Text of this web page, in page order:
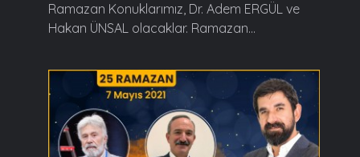
Ramazan Konuklarımız, Dr. Adem ERGÜL ve
Hakan ÜNSAL olacaklar. Ramazan...